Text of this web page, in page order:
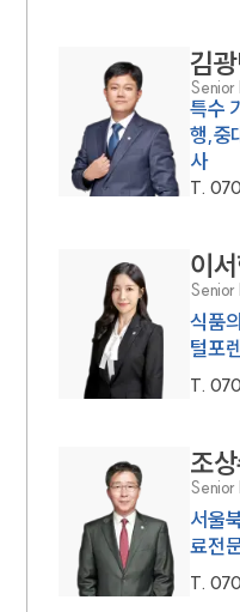
김
특수
행,중
사
T.
이
식품
털포
T.
조
서울
료전
T.